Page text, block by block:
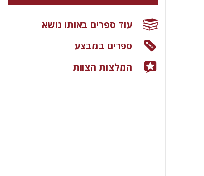
עוד ספרים באותו נושא
ספרים במבצע
המלצות הצוות